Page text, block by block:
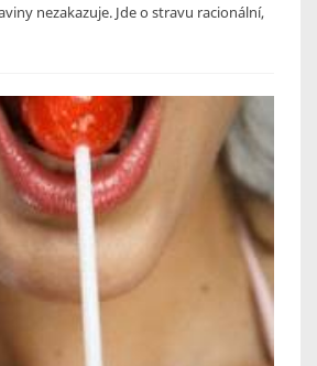
nezakazuje. Jde o stravu racionální,